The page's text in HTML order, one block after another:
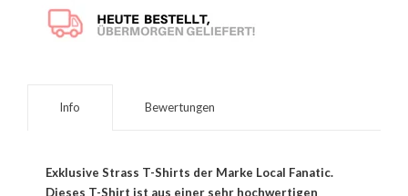
Info Bewertungen
Exklusive Strass T-Shirts der Marke Local Fanatic.
Dieses T-Shirt ist aus einer sehr hochwertigen